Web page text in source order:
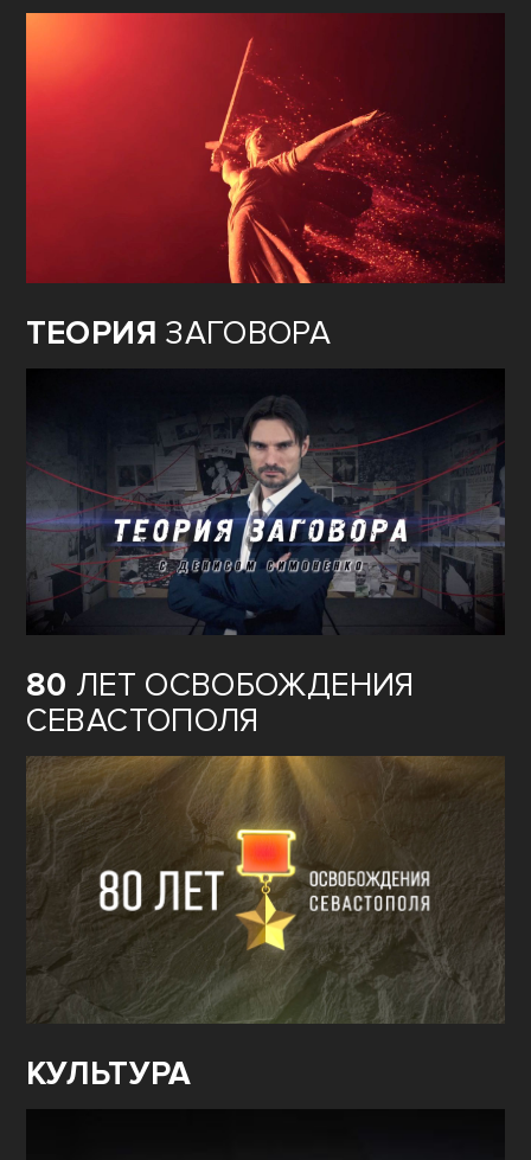
ТЕОРИЯ ЗАГОВОРА
80 ЛЕТ ОСВОБОЖДЕНИЯ
СЕВАСТОПОЛЯ
КУЛЬТУРА